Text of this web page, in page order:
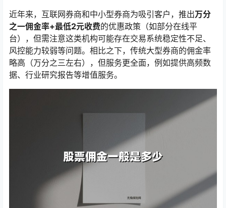
近年来，互联网券商和中小型券商为吸引客户，推出万分
之一佣金率+最低2元收费的优惠政策（如部分在线平
台），但需注意这类机构可能存在交易系统稳定性不足、
风控能力较弱等问题。相比之下，传统大型券商的佣金率
略高（万分之三左右），但服务更全面，例如提供高频数
据、行业研究报告等增值服务。